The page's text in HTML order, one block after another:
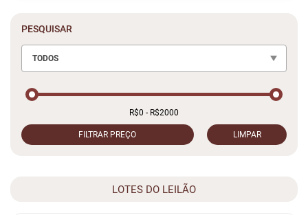
PESQUISAR
TODOS
FILTRAR PREÇO LIMPAR
LOTES DO LEILÃO